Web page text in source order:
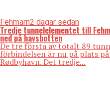
Fehmarn2 dagar sedan
Tredje tunnelelementet till
ned på havsbotten
De tre första av totalt 89
förbindelsen är nu på plats
Rødbyhavn. Det tredje...